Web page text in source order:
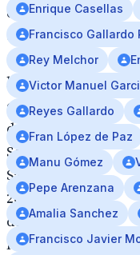
editados
dentro
de
la
colección
de
Semana
Santa
2020
de
la
Enrique Casellas
Francisco Gallardo
Rey Melchor
Victor Manuel
Reyes Gallardo
Fran López de Paz
Manu Gómez
Pepe Arenzana
Amalia Sanchez
Francisco Javier